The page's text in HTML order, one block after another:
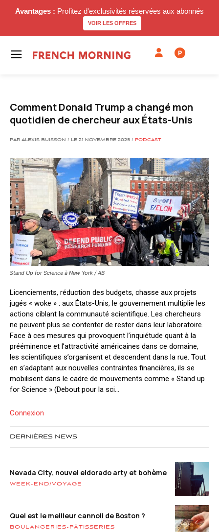
Avantages : Profitez d'exclusivités réservées aux abonnés
VOIR LES OFFRES
P
Comment Donald Trump a changé mon
quotidien de chercheur aux États-Unis
PAR ALEXIS BUISSON / LE 21 NOVEMBRE 2025 / PODCAST
Stand Up for Science à New York / AB
Licenciements, réduction des budgets, chasse aux projets
jugés « woke » : aux États-Unis, le gouvernement multiplie les
actions ciblant la communauté scientifique. Les chercheurs
ne peuvent plus se contenter de rester dans leur laboratoire.
Face à ces mesures qui provoquent l’inquiétude quant à la
prééminence et l’attractivité américaines dans ce domaine,
les scientifiques s’organisent et descendent dans la rue. Tout
en s’adaptant aux nouvelles contraintes financières, ils se
mobilisent dans le cadre de mouvements comme « Stand up
for Science » (Debout pour la sci...
Connexion
DERNIÈRES NEWS
Nevada City, nouvel eldorado arty et bohème
WEEK-END/VOYAGE
Quel est le meilleur cannoli de Boston ?
BOULANGERIES-PÂTISSERIES